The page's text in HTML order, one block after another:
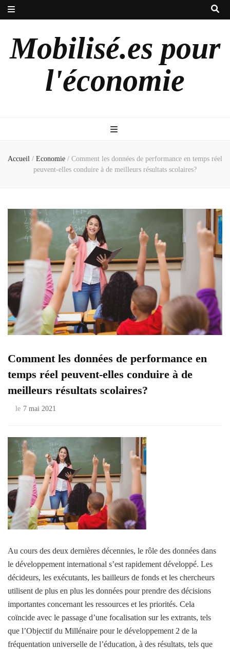
Mobilisé.es pour
l'économie
Accueil / Economie / Comment les données de performance en temps réel
peuvent-elles conduire à de meilleurs résultats scolaires?
Comment les données de performance en
temps réel peuvent-elles conduire à de
meilleurs résultats scolaires?
le 7 mai 2021
Au cours des deux dernières décennies, le rôle des données dans
le développement international s’est rapidement développé. Les
décideurs, les exécutants, les bailleurs de fonds et les chercheurs
utilisent de plus en plus les données pour prendre des décisions
importantes concernant les ressources et les priorités. Cela
coïncide avec le passage d’une focalisation sur les extrants, tels
que l’Objectif du Millénaire pour le développement 2 de la
fréquentation universelle de l’éducation, à des résultats, tels que